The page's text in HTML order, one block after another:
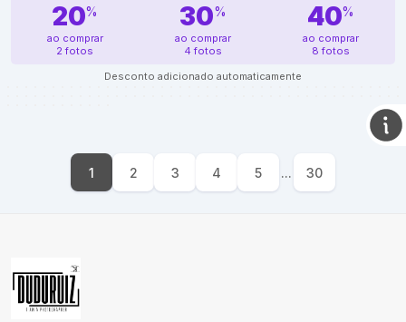
20%
ao comprar
2 fotos
30%
ao comprar
4 fotos
40%
ao comprar
8 fotos
Desconto adicionado automaticamente
1 2 3 4 5 ... 30